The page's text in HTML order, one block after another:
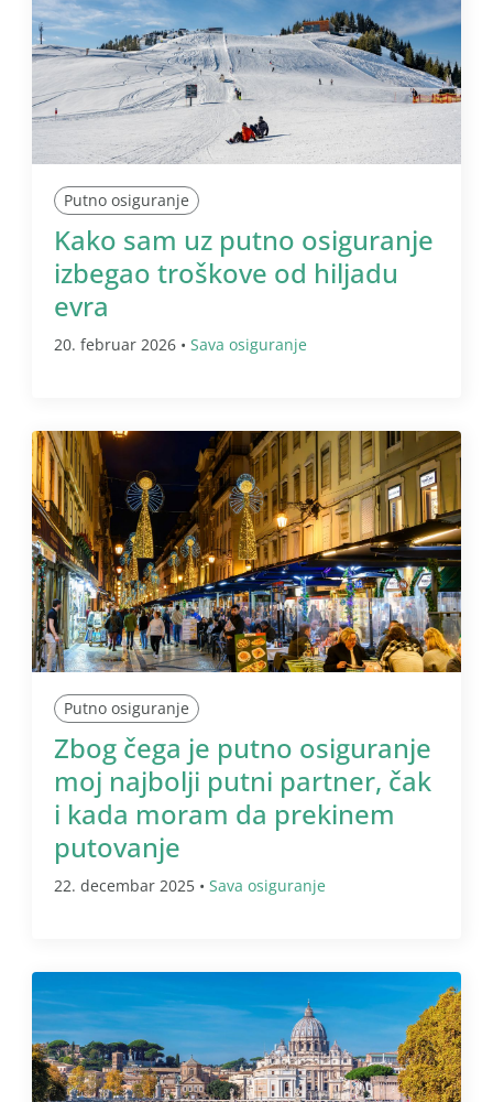
Putno osiguranje
Kako sam uz putno osiguranje
izbegao troškove od hiljadu
evra
20. februar 2026 • Sava osiguranje
Putno osiguranje
Zbog čega je putno osiguranje
moj najbolji putni partner, čak
i kada moram da prekinem
putovanje
22. decembar 2025 • Sava osiguranje